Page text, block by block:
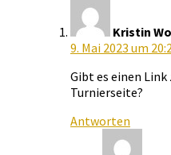
Kristin
9. Mai 2023 um
Gibt es einen
Turnierseite?
Antworten